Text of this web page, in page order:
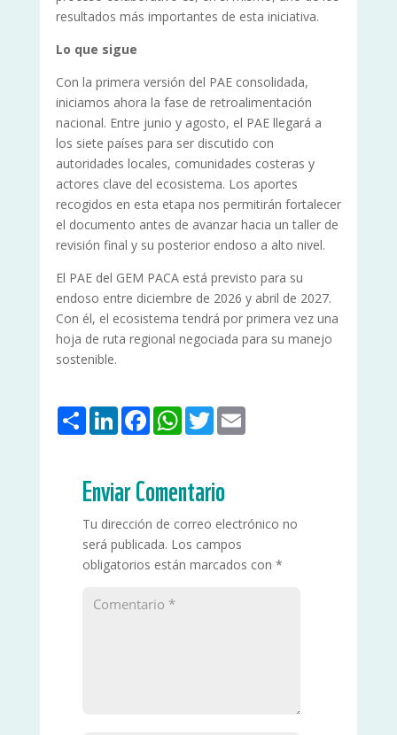
resultados más importantes de esta iniciativa.
Lo que sigue
Con la primera versión del PAE consolidada,
iniciamos ahora la fase de retroalimentación
nacional. Entre junio y agosto, el PAE llegará a
los siete países para ser discutido con
autoridades locales, comunidades costeras y
actores clave del ecosistema. Los aportes
recogidos en esta etapa nos permitirán fortalecer
el documento antes de avanzar hacia un taller de
revisión final y su posterior endoso a alto nivel.
El PAE del GEM PACA está previsto para su
endoso entre diciembre de 2026 y abril de 2027.
Con él, el ecosistema tendrá por primera vez una
hoja de ruta regional negociada para su manejo
sostenible.
ShareLinkedInFacebookWhatsApp
TwitterEmail
Enviar Comentario
Tu dirección de correo electrónico no
será publicada. Los campos
obligatorios están marcados con *